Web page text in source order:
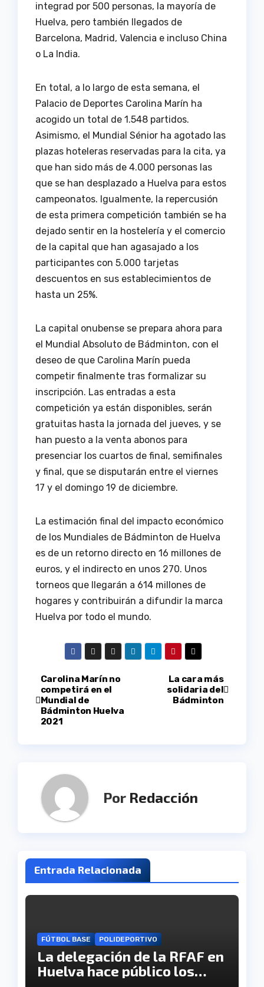
integrad por 500 personas, la mayoría de
Huelva, pero también llegados de
Barcelona, Madrid, Valencia e incluso China
o La India.
En total, a lo largo de esta semana, el
Palacio de Deportes Carolina Marín ha
acogido un total de 1.548 partidos.
Asimismo, el Mundial Sénior ha agotado las
plazas hoteleras reservadas para la cita, ya
que han sido más de 4.000 personas las
que se han desplazado a Huelva para estos
campeonatos. Igualmente, la repercusión
de esta primera competición también se ha
dejado sentir en la hostelería y el comercio
de la capital que han agasajado a los
participantes con 5.000 tarjetas
descuentos en sus establecimientos de
hasta un 25%.
La capital onubense se prepara ahora para
el Mundial Absoluto de Bádminton, con el
deseo de que Carolina Marín pueda
competir finalmente tras formalizar su
inscripción. Las entradas a esta
competición ya están disponibles, serán
gratuitas hasta la jornada del jueves, y se
han puesto a la venta abonos para
presenciar los cuartos de final, semifinales
y final, que se disputarán entre el viernes
17 y el domingo 19 de diciembre.
La estimación final del impacto económico
de los Mundiales de Bádminton de Huelva
es de un retorno directo en 16 millones de
euros, y el indirecto en unos 270. Unos
torneos que llegarán a 614 millones de
hogares y contribuirán a difundir la marca
Huelva por todo el mundo.
Navegación
de
La cara más
solidaria del
Bádminton
Carolina Marín no
competirá en el
Mundial de
Bádminton Huelva
2021
Por Redacción
Entrada Relacionada
FÚTBOL BASE POLIDEPORTIVO
La delegación de la RFAF en
Huelva hace público los